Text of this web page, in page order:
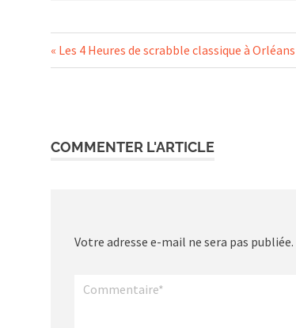
Navigation
Previous
Post:
Les 4 Heures de scrabble classique à Orléans
COMMENTER L'ARTICLE
Votre adresse e-mail ne sera pas publiée.